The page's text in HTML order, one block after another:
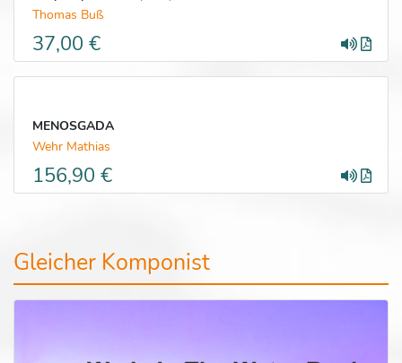
Thomas Buß
37,00 €
MENOSGADA
Wehr Mathias
156,90 €
Gleicher Komponist